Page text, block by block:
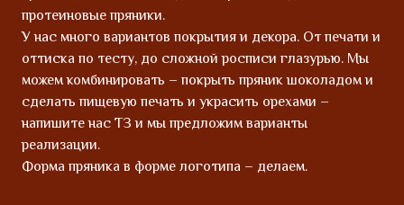
протеиновые пряники.
У нас много вариантов покрытия и декора. От печати и
оттиска по тесту, до сложной росписи глазурью. Мы
можем комбинировать – покрыть пряник шоколадом и
сделать пищевую печать и украсить орехами –
напишите нас ТЗ и мы предложим варианты
реализации.
Форма пряника в форме логотипа – делаем.